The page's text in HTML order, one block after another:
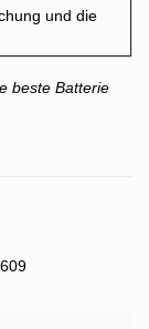
und die
beste Batterie